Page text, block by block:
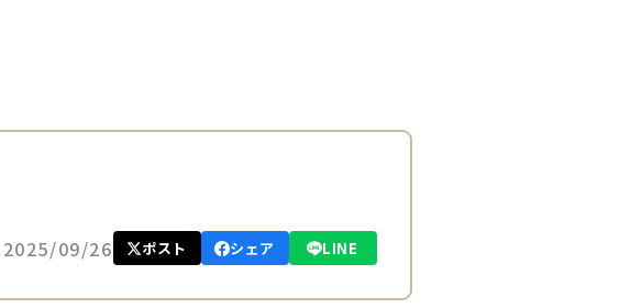
2025/09/26 ポスト シェア LINE